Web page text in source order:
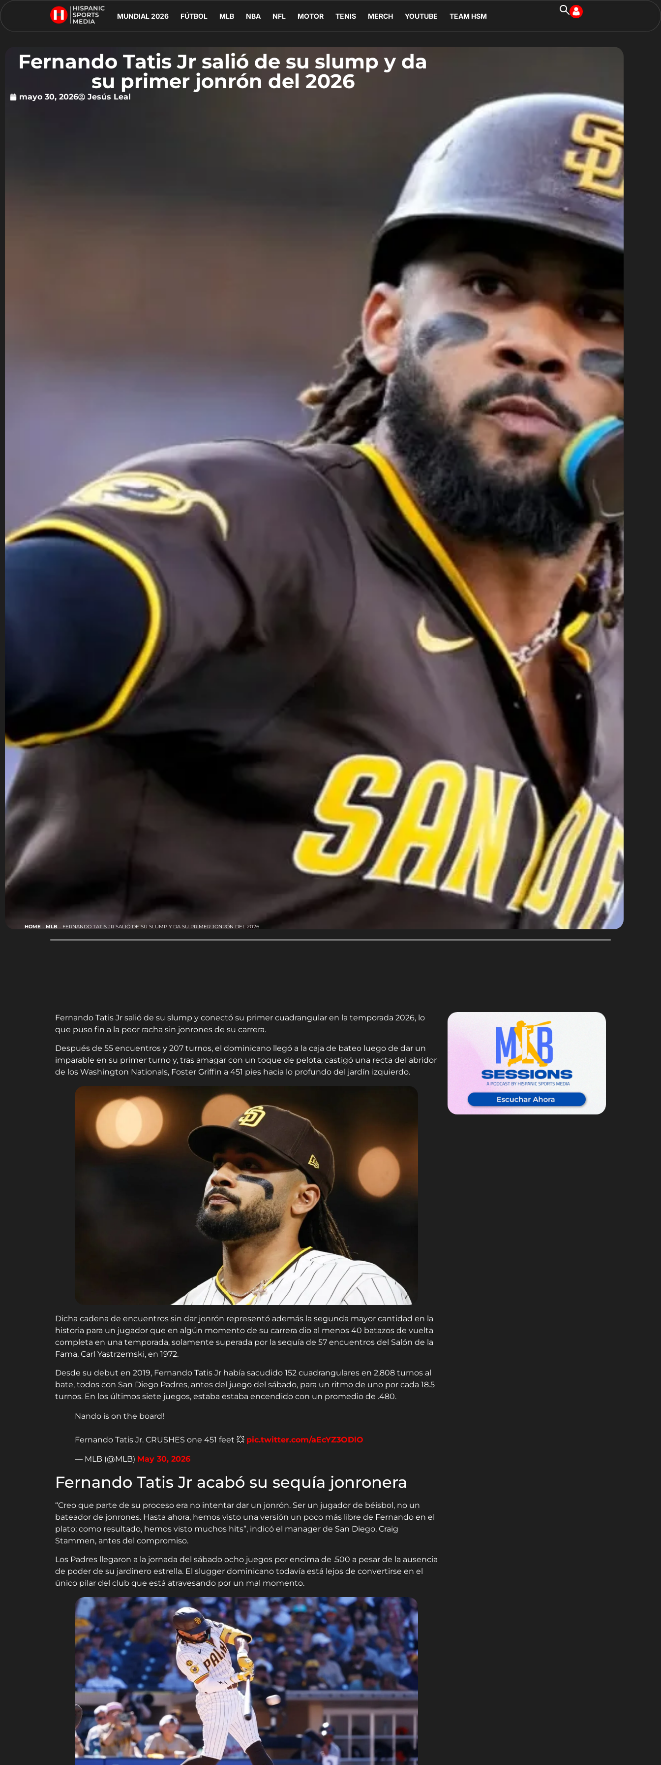
MUNDIAL 2026 FÚTBOL MLB NBA NFL MOTOR TENIS MERCH YOUTUBE TEAM HSM
Fernando Tatis Jr salió de su slump y da
su primer jonrón del 2026
mayo 30, 2026 Jesús Leal
HOME- MLB- FERNANDO TATIS JR SALIÓ DE SU SLUMP Y DA SU PRIMER JONRÓN DEL 2026
Fernando Tatis Jr salió de su slump y conectó su primer cuadrangular en la temporada 2026, lo
que puso fin a la peor racha sin jonrones de su carrera.
Después de 55 encuentros y 207 turnos, el dominicano llegó a la caja de bateo luego de dar un
imparable en su primer turno y, tras amagar con un toque de pelota, castigó una recta del abridor
de los Washington Nationals, Foster Griffin a 451 pies hacia lo profundo del jardín izquierdo.
Dicha cadena de encuentros sin dar jonrón representó además la segunda mayor cantidad en la
historia para un jugador que en algún momento de su carrera dio al menos 40 batazos de vuelta
completa en una temporada, solamente superada por la sequía de 57 encuentros del Salón de la
Fama, Carl Yastrzemski, en 1972.
Desde su debut en 2019, Fernando Tatis Jr había sacudido 152 cuadrangulares en 2,808 turnos al
bate, todos con San Diego Padres, antes del juego del sábado, para un ritmo de uno por cada 18.5
turnos. En los últimos siete juegos, estaba estaba encendido con un promedio de .480.
Nando is on the board!
Fernando Tatis Jr. CRUSHES one 451 feet 💥 pic.twitter.com/aEcYZ3ODlO
— MLB (@MLB) May 30, 2026
Fernando Tatis Jr acabó su sequía jonronera
“Creo que parte de su proceso era no intentar dar un jonrón. Ser un jugador de béisbol, no un
bateador de jonrones. Hasta ahora, hemos visto una versión un poco más libre de Fernando en el
plato; como resultado, hemos visto muchos hits”, indicó el manager de San Diego, Craig
Stammen, antes del compromiso.
Los Padres llegaron a la jornada del sábado ocho juegos por encima de .500 a pesar de la ausencia
de poder de su jardinero estrella. El slugger dominicano todavía está lejos de convertirse en el
único pilar del club que está atravesando por un mal momento.